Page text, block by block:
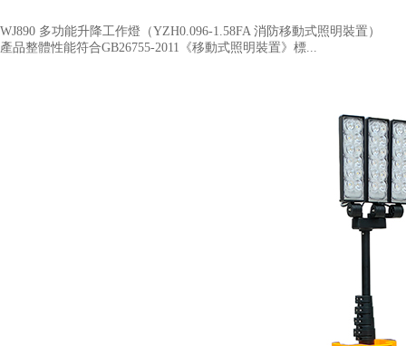
WJ890 多功能升降工作燈（YZH0.096-1.58FA 消防移動式照明裝置​）
產品整體性能符合GB26755-2011《移動式照明裝置》標...